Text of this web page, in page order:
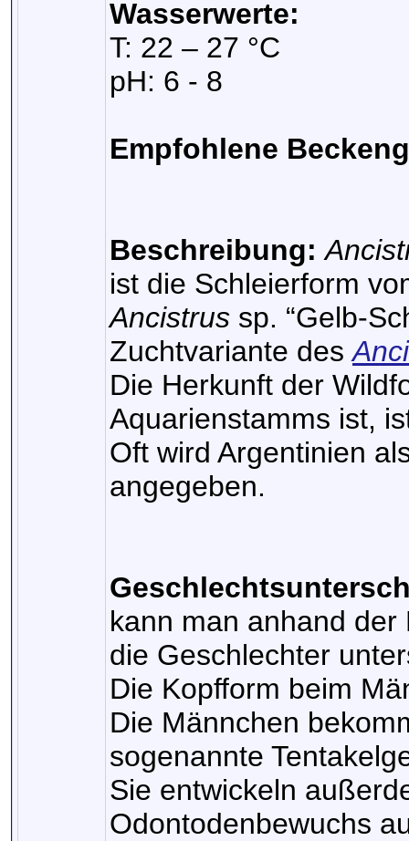
Wasserwerte:
T: 22 – 27 °C
pH: 6 - 8
Empfohlene
Beschreibung:
ist die Schleierform
Ancistrus sp. “Gelb-
Zuchtvariante des
Die Herkunft der
Aquarienstamms ist,
Oft wird Argentinien
angegeben.
kann man anhand der
die Geschlechter
Die Kopfform beim
Die Männchen
sogenannte
Sie entwickeln
Odontodenbewuchs